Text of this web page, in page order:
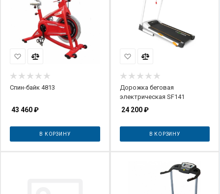
Спин-байк 4813
43 460₽
В КОРЗИНУ
Дорожка беговая
электрическая SF141
24 200₽
В КОРЗИНУ